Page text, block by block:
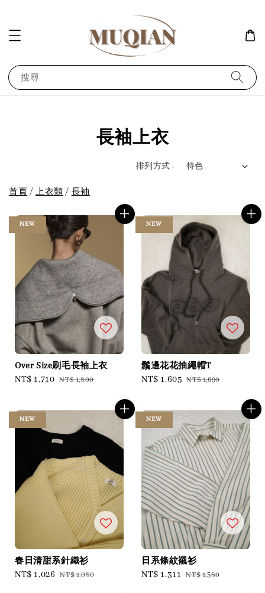
搜尋
長袖上衣
排列方式 :
首頁 /上衣類 / 長袖
NEW
Over Size刷毛長袖上衣
Sale
NT$ 1,710 Regular
NT$ 1,800
NEW
鬚邊花花抽繩帽T
Sale
NT$ 1,605 Regular
NT$ 1,690
NEW
春日清甜系針織衫
Sale
NT$ 1,026 Regular
NT$ 1,080
NEW
日系條紋襯衫
Sale
NT$ 1,311 Regular
NT$ 1,380